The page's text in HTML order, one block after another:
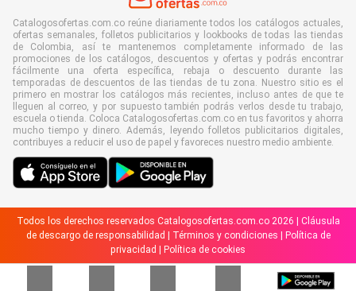
Catalogosofertas.com.co reúne diariamente todos los catálogos actuales,
ofertas semanales, folletos publicitarios y lookbooks de todas las tiendas
de Colombia, así te mantenemos completamente informado de las
promociones de los catálogos, descuentos y ofertas y podrás encontrar
fácilmente una oferta específica, rebaja o descuento durante las
temporadas de descuentos de las tiendas de tu zona. Nuestro sitio es el
primero en mostrar los catálogos más recientes, incluso antes de que te
lleguen al correo, y por supuesto también podrás verlos desde tu trabajo,
escuela o tienda. Coloca Catalogosofertas.com.co en tus favoritos y ahorra
mucho tiempo y dinero. Además, leyendo folletos publicitarios digitales,
contribuyes a reducir el uso de papel y favoreces nuestro medio ambiente.
Todos los derechos reservados Catalogosofertas.com.co 2026 | Cláusula
de descargo de responsabilidad | Términos y condiciones | Política de
privacidad | Política de cookies